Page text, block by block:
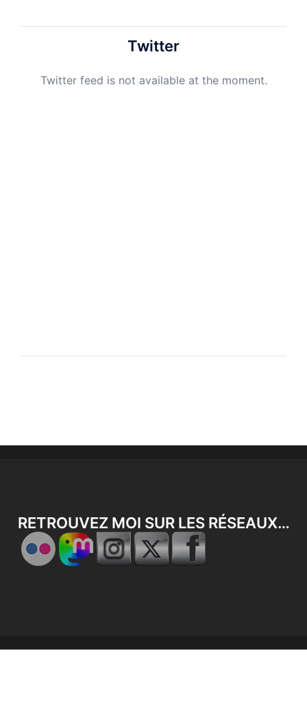
Twitter
Twitter feed is not available at the moment.
RETROUVEZ MOI SUR LES RÉSEAUX…